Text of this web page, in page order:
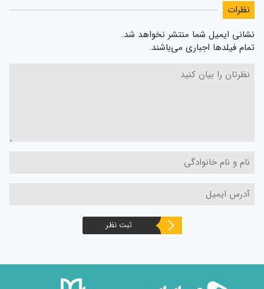
نظرات
نشانی ایمیل شما منتشر نخواهد شد.
تمام فیلدها اجباری می‌باشند.
ثبت نظر